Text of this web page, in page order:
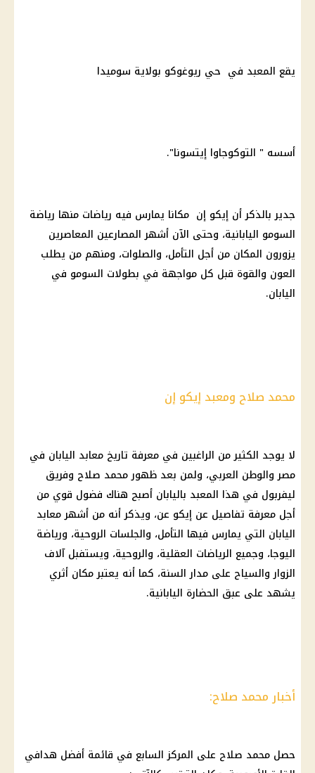
يقع المعبد في حي ريوغوكو بولاية سوميدا
أسسه " التوكوجاوا إيتسونا".
جدير بالذكر أن إيكو إن مكانا يمارس فيه رياضات منها رياضة
السومو اليابانية، وحتى الآن أشهر المصارعين المعاصرين
يزورون المكان من أجل التأمل، والصلوات، ومنهم من يطلب
العون والقوة قبل كل مواجهة في بطولات السومو في
اليابان.
محمد صلاح ومعبد إيكو إن
لا يوجد الكثير من الراغبين في معرفة تاريخ معابد اليابان في
مصر والوطن العربي، ولمن بعد ظهورمحمد صلاح وفريق
ليفربول في هذا المعبد باليابان أصبح هناك فضول قوي من
أجل معرفة تفاصيل عن إيكو عن، ويذكر أنه من أشهر معابد
اليابان التي يمارس فيها التأمل، والجلسات الروحية، ورياضة
اليوجا، وجميع الرياضات العقلية، والروحية، ويستفبل آلاف
الزوار والسياح على مدار السنة، كما أنه يعتبر مكان أثري
يشهد على عبق الحضارة اليابانية.
أخبار محمد صلاح:
حصل محمد صلاح على المركز السابع في قائمة أفضل هدافي